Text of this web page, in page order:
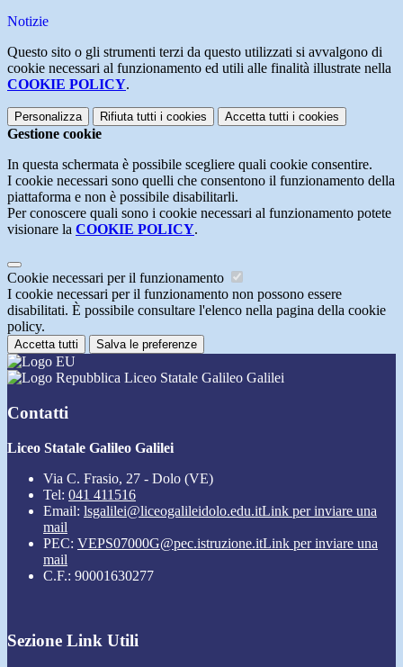
Notizie
Questo sito o gli strumenti terzi da questo utilizzati si avvalgono di
cookie necessari al funzionamento ed utili alle finalità illustrate nella
COOKIE POLICY.
Personalizza Rifiuta tutti i cookies Accetta tutti i cookies
Gestione cookie
In questa schermata è possibile scegliere quali cookie consentire.
I cookie necessari sono quelli che consentono il funzionamento della
piattaforma e non è possibile disabilitarli.
Per conoscere quali sono i cookie necessari al funzionamento potete
visionare la COOKIE POLICY.
Cookie necessari per il funzionamento
I cookie necessari per il funzionamento non possono essere
disabilitati. È possibile consultare l'elenco nella pagina della cookie
policy.
Accetta tutti Salva le preferenze
Liceo Statale Galileo Galilei
Contatti
Liceo Statale Galileo Galilei
Via C. Frasio, 27 - Dolo (VE)
Tel: 041 411516
Email: lsgalilei@liceogalileidolo.edu.itLink per inviare una
mail
PEC: VEPS07000G@pec.istruzione.itLink per inviare una
mail
C.F.: 90001630277
Sezione Link Utili